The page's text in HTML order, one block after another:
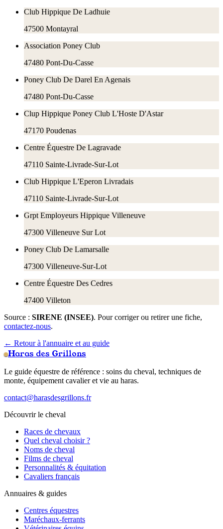
Club Hippique De Ladhuie
47500 Montayral
Association Poney Club
47480 Pont-Du-Casse
Poney Club De Darel En Agenais
47480 Pont-Du-Casse
Clup Hippique Poney Club L'Hoste D'Astar
47170 Poudenas
Centre Équestre De Lagravade
47110 Sainte-Livrade-Sur-Lot
Club Hippique L'Eperon Livradais
47110 Sainte-Livrade-Sur-Lot
Grpt Employeurs Hippique Villeneuve
47300 Villeneuve Sur Lot
Poney Club De Lamarsalle
47300 Villeneuve-Sur-Lot
Centre Équestre Des Cedres
47400 Villeton
Source : SIRENE (INSEE). Pour corriger ou retirer une fiche,
contactez-nous.
← Retour à l'annuaire et au guide
Haras des Grillons
Le guide équestre de référence : soins du cheval, techniques de
monte, équipement cavalier et vie au haras.
contact@harasdesgrillons.fr
Découvrir le cheval
Races de chevaux
Quel cheval choisir ?
Noms de cheval
Films de cheval
Personnalités & équitation
Cavaliers français
Annuaires & guides
Centres équestres
Maréchaux-ferrants